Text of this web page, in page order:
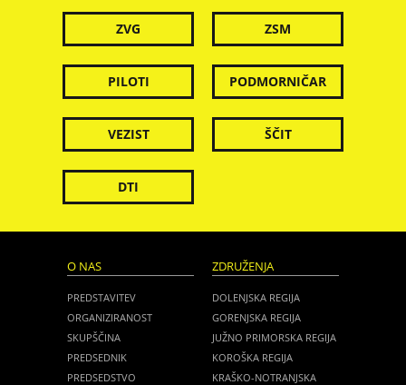
ZVG ZSM
PILOTI PODMORNIČAR
VEZIST ŠČIT
DTI
O NAS
PREDSTAVITEV
ORGANIZIRANOST
SKUPŠČINA
PREDSEDNIK
PREDSEDSTVO
ZDRUŽENJA
DOLENJSKA REGIJA
GORENJSKA REGIJA
JUŽNO PRIMORSKA REGIJA
KOROŠKA REGIJA
KRAŠKO-NOTRANJSKA